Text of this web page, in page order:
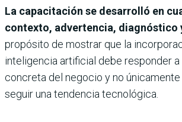
La capacitación se desarrolló en
contexto, advertencia, diagnóstico
propósito de mostrar que la
inteligencia artificial debe responder a
concreta del negocio y no
seguir una tendencia tecnológica.